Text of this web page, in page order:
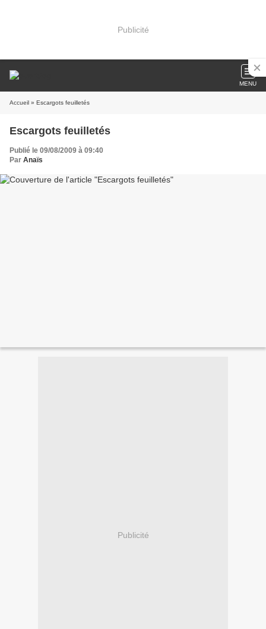
Publicité
MENU
Accueil » Escargots feuilletés
Escargots feuilletés
Publié le 09/08/2009 à 09:40
Par Anaïs
Publicité